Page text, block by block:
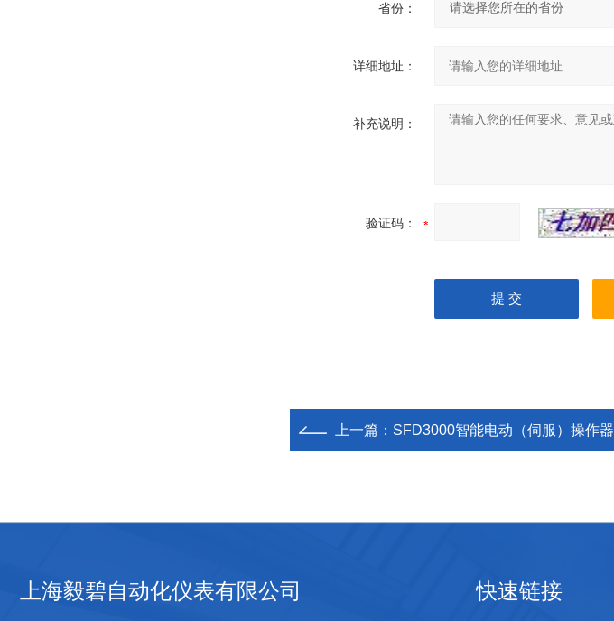
省份：
详细地址：
补充说明：
验证码：
上一篇： SFD3000智能电动（伺服）操作器
上海毅碧自动化仪表有限公司 快速链接